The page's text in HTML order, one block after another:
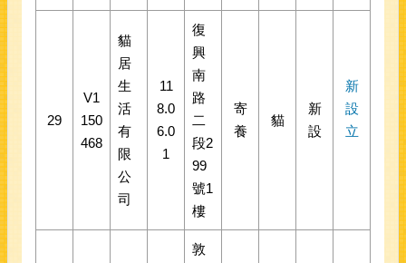
29
V1
150
468
貓
居
生
活
有
限
公
司
11
8.0
6.0
1
復
興
南
路
二
段2
99
號1
樓
寄
養
貓
新
設
新
設
立
敦